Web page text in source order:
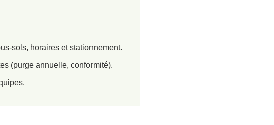
sols, horaires et stationnement.
(purge annuelle, conformité).